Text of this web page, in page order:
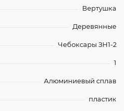
Вертушка
Деревянные
Чебоксары ЗН1-2
1
Алюминиевый сплав
пластик